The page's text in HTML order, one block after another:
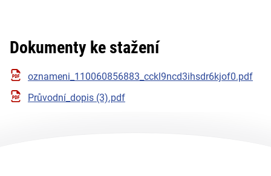
Dokumenty ke stažení
oznameni_110060856883_cckl9ncd3ihsdr6kjof0.pdf
Průvodní_dopis (3).pdf